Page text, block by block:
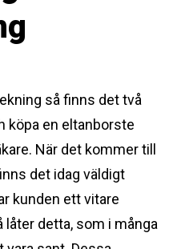
så finns det två
köpa en eltanborste
När det kommer till
det idag väldigt
kunden ett vitare
låter detta, som i många